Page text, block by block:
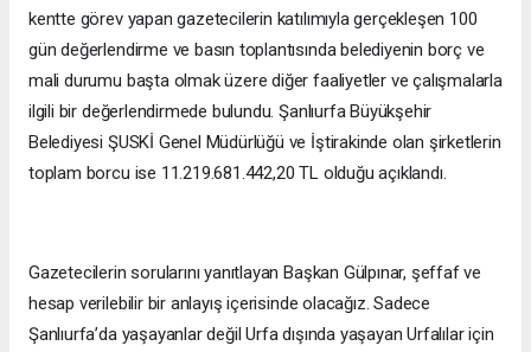
kentte görev yapan gazetecilerin katılımıyla gerçekleşen 100
gün değerlendirme ve basın toplantısında belediyenin borç ve
mali durumu başta olmak üzere diğer faaliyetler ve çalışmalarla
ilgili bir değerlendirmede bulundu. Şanlıurfa Büyükşehir
Belediyesi ŞUSKİ Genel Müdürlüğü ve İştirakinde olan şirketlerin
toplam borcu ise 11.219.681.442,20 TL olduğu açıklandı.
Gazetecilerin sorularını yanıtlayan Başkan Gülpınar, şeffaf ve
hesap verilebilir bir anlayış içerisinde olacağız. Sadece
Şanlıurfa’da yaşayanlar değil Urfa dışında yaşayan Urfalılar için